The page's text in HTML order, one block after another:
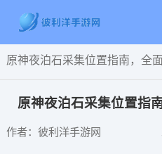
原神夜泊石采集位置指南，全
原神夜泊石采集位置指
作者：彼利洋手游网